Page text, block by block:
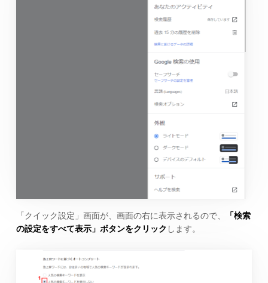
「クイック設定」画面が、画面の右に表示されるので、
「検索
の設定をすべて表示」ボタンをクリック します。